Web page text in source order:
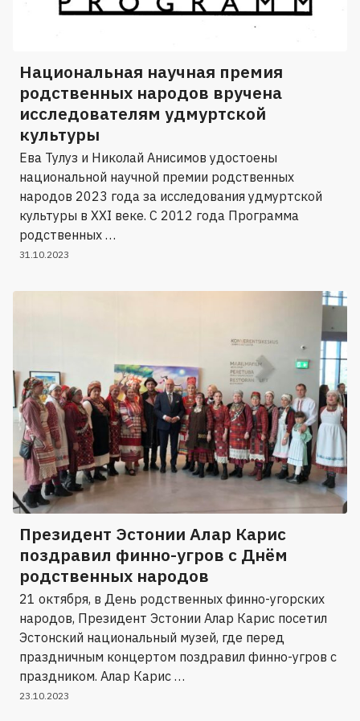
Национальная научная премия
родственных народов вручена
исследователям удмуртской
культуры
Ева Тулуз и Николай Анисимов удостоены
национальной научной премии родственных
народов 2023 года за исследования удмуртской
культуры в XXI веке. С 2012 года Программа
родственных …
31.10.2023
Президент Эстонии Алар Карис
поздравил финно-угров с Днём
родственных народов
21 октября, в День родственных финно-угорских
народов, Президент Эстонии Алар Карис посетил
Эстонский национальный музей, где перед
праздничным концертом поздравил финно-угров с
праздником. Алар Карис …
23.10.2023